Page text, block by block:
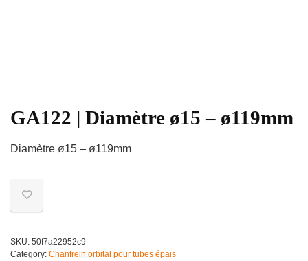
GA122 | Diamètre ø15 – ø119mm
Diamètre ø15 – ø119mm
SKU: 50f7a22952c9
Category: Chanfrein orbital pour tubes épais